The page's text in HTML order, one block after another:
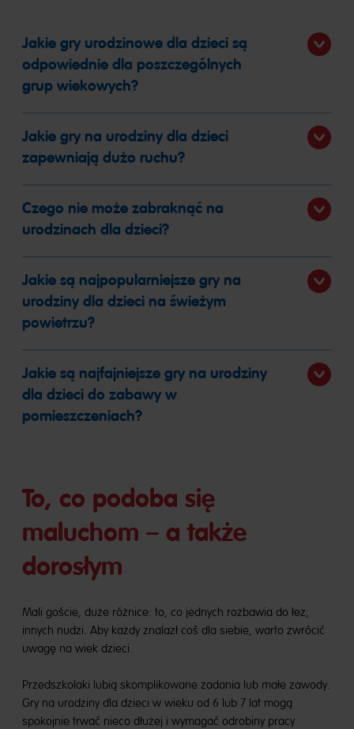
Jakie gry urodzinowe dla dzieci są
odpowiednie dla poszczególnych
grup wiekowych?
Jakie gry na urodziny dla dzieci
zapewniają dużo ruchu?
Czego nie może zabraknąć na
urodzinach dla dzieci?
Jakie są najpopularniejsze gry na
urodziny dla dzieci na świeżym
powietrzu?
Jakie są najfajniejsze gry na urodziny
dla dzieci do zabawy w
pomieszczeniach?
To, co podoba się
maluchom – a także
dorosłym
Mali goście, duże różnice: to, co jednych rozbawia do łez,
innych nudzi. Aby każdy znalazł coś dla siebie, warto zwrócić
uwagę na wiek dzieci.
Przedszkolaki lubią skomplikowane zadania lub małe zawody.
Gry na urodziny dla dzieci w wieku od 6 lub 7 lat mogą
spokojnie trwać nieco dłużej i wymagać odrobiny pracy